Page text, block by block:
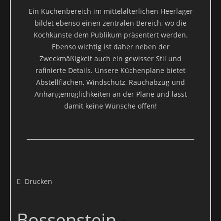
direkte Übertragung der Daten an einen anderen
Verantwortlichen verlangen, erfolgt dies nur, soweit es technisch
machbar ist.
SSL- bzw. TLS-Verschlüsselung
Diese Seite nutzt aus Sicherheitsgründen und zum Schutz der
Übertragung vertraulicher Inhalte, wie zum Beispiel Bestellungen
oder Anfragen, die Sie an uns als Seitenbetreiber senden, eine
SSL-bzw. TLS-Verschlüsselung. Eine verschlüsselte Verbindung
Ihrer Browserzeile.
Sie haben im Rahmen der geltenden gesetzlichen Bestimmungen
Ein Küchenbereich im mittelalterlichen Heerlager
bildet ebenso einen zentralen Bereich, wo die
Kochkünste dem Publikum präsentert werden.
Ebenso wichtig ist daher neben der
Zweckmäßigkeit auch ein gewisser Stil und
rafinierte Details. Unsere Küchenplane bietet
Abstellflächen, Windschutz, Rauchabzug und
Anhängemöglichkeiten an der Plane und lässt
damit keine Wünsche offen!
Drucken